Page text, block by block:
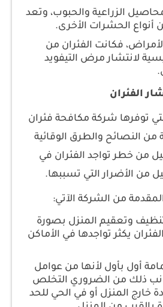
الزراعية والحبوب، وتعد
أنواع الحشرات الأخرى.
فكانت الفئران من
لانتشار مرض التيفويد
الفئران
توفرها شركة مكافحة فئران
النصائح والطرق الوقائية
من خطر تواجد الفئران في
من الأضرار التي تسببها.
من الشركة الآتي:
وتعقيم المنزل بصورة
يكثر تواجدها في الأماكن
أول بأول لأنها من عوامل
ذلك من الضروري التخلص
خارج المنزل أو في الحي للحد